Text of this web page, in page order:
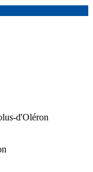
d'Oléron